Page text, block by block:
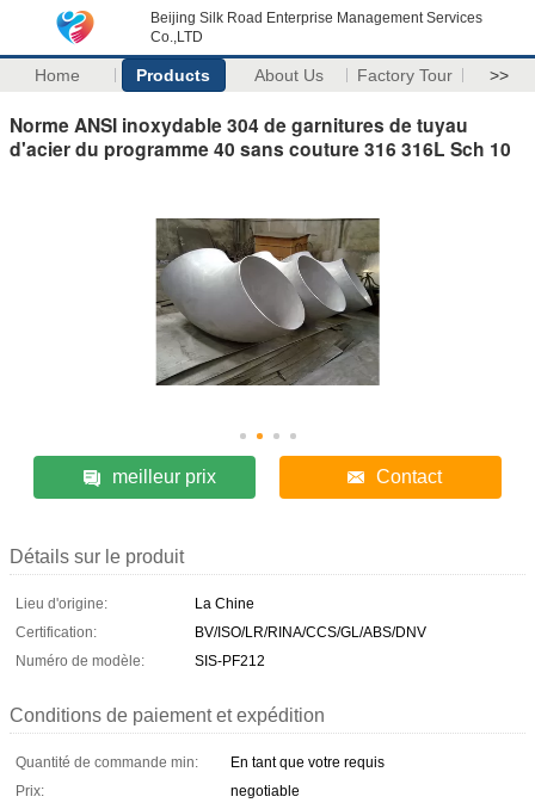
Beijing Silk Road Enterprise Management Services
Co.,LTD
Home Products About Us Factory Tour >>
Norme ANSI inoxydable 304 de garnitures de tuyau
d'acier du programme 40 sans couture 316 316L Sch 10
meilleur prix Contact
Détails sur le produit
Lieu d'origine:
La Chine
Certification:
BV/ISO/LR/RINA/CCS/GL/ABS/DNV
Numéro de modèle:
SIS-PF212
Conditions de paiement et expédition
Quantité de commande min:
En tant que votre requis
Prix:
negotiable